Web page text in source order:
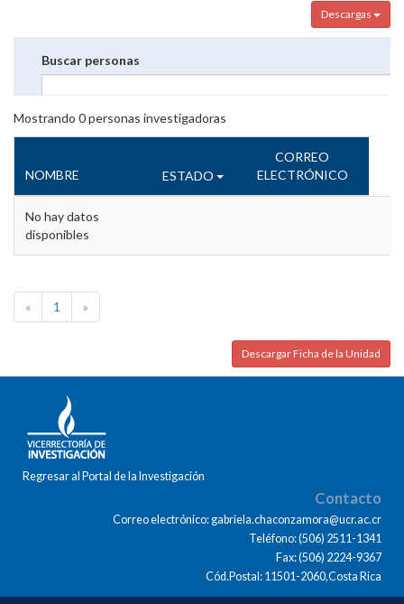
Descargas
Buscar personas
Mostrando 0personas investigadoras
NOMBRE ESTADO
CORREO
ELECTRÓNICO
No hay datos
disponibles
« 1 »
Descargar Ficha de la Unidad
Regresar al Portal de la Investigación
Contacto
Correo electrónico: gabriela.chaconzamora@ucr.ac.cr
Teléfono: (506) 2511-1341
Fax: (506) 2224-9367
Cód.Postal: 11501-2060,Costa Rica